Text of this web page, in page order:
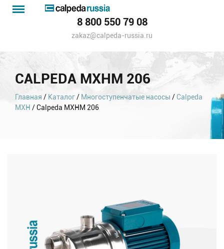
насосов
Menu
8 800 550 79 08
zakaz@calpeda-russia.ru
CALPEDA MXHM 206
Главная / Каталог/ Многоступенчатые насосы /Calpeda
MXH / Calpeda MXHM 206